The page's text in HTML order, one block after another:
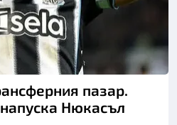
пазар.
Нюкасъл